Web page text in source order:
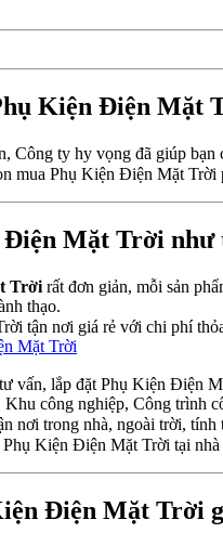
Kiện Điện Mặt
Công ty hy vọng đã giúp bạn
mua Phụ Kiện Điện Mặt
Mặt Trời như
Trời rất đơn giản, mỗi sản
thạo.
tận nơi giá rẻ với chi phí
Mặt Trời
vấn, lắp đặt Phụ Kiện Điện
công nghiệp, Công trình
nơi trong nhà, ngoài trời,
Kiện Điện Mặt Trời tại
Điện Mặt Trời